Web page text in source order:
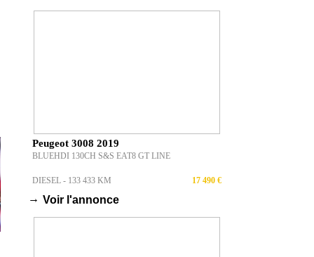
Peugeot 3008 2019
BLUEHDI 130CH S&S EAT8 GT LINE
DIESEL - 133 433 KM 17 490 €
→ Voir l'annonce